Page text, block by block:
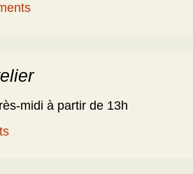
midi à partir de 13h